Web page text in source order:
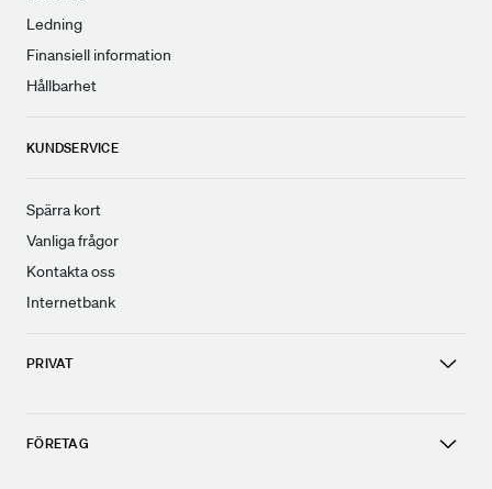
Ledning
Finansiell information
Hållbarhet
KUNDSERVICE
Spärra kort
Vanliga frågor
Kontakta oss
Internetbank
PRIVAT
FÖRETAG